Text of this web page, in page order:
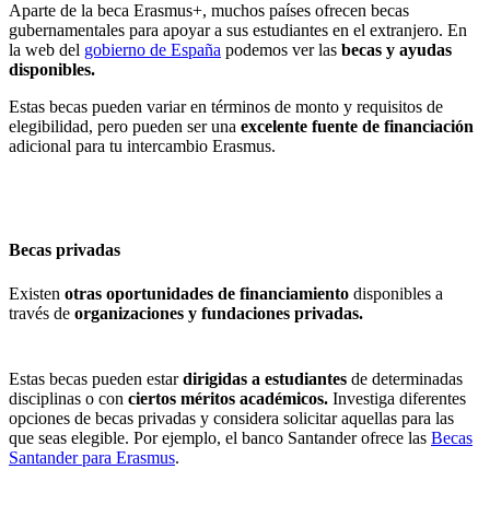
Aparte de la beca Erasmus+, muchos países ofrecen becas
gubernamentales para apoyar a sus estudiantes en el extranjero. En
la web del gobierno de España podemos ver las becas y ayudas
disponibles.
Estas becas pueden variar en términos de monto y requisitos de
elegibilidad, pero pueden ser una excelente fuente de financiación
adicional para tu intercambio Erasmus.
Becas privadas
Existen otras oportunidades de financiamiento disponibles a
través de organizaciones y fundaciones privadas.
Estas becas pueden estardirigidas a estudiantes de determinadas
disciplinas o con ciertos méritos académicos. Investiga diferentes
opciones de becas privadas y considera solicitar aquellas para las
que seas elegible. Por ejemplo, el banco Santander ofrece las Becas
Santander para Erasmus.